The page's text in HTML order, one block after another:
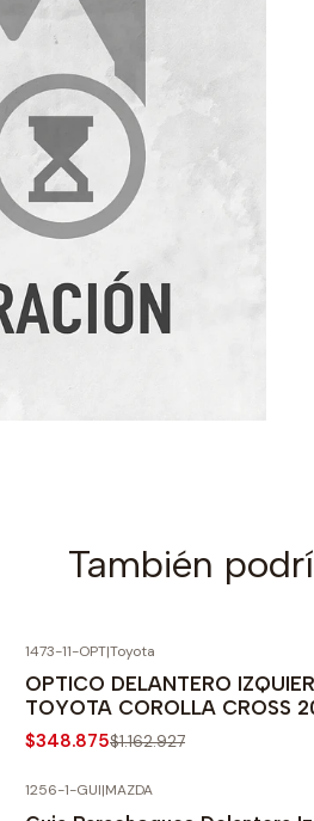
También
1473-11-OPT|Toyota
OPTICO DELANTERO
TOYOTA COROLLA CROSS
$348.875$1.162.927
1256-1-GUI|MAZDA